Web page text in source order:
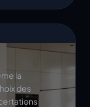
la
des